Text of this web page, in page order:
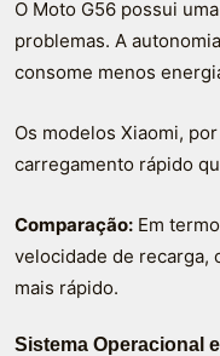
O Moto G56 possui
problemas. A
consome menos
Os modelos Xiaomi,
carregamento rápido
Comparação: Em
velocidade de recarga,
mais rápido.
Sistema Operacional